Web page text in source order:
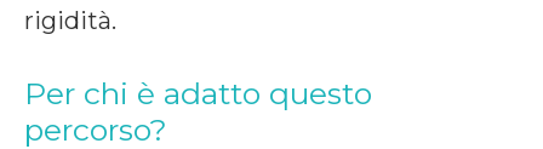
rigidità.
Per chi è adatto questo
percorso?